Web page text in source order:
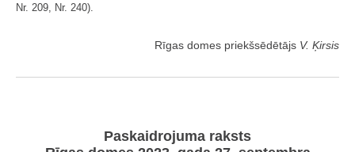
Nr. 209, Nr. 240).
Rīgas domes priekšsēdētājs V. Ķirsis
Paskaidrojuma raksts